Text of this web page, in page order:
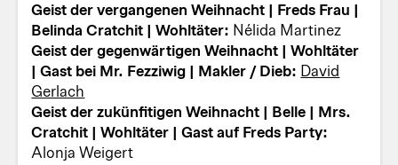
Geist der vergangenen Weihnacht | Freds Frau |
Belinda Cratchit | Wohltäter: Nélida Martinez
Geist der gegenwärtigen Weihnacht | Wohltäter
| Gast bei Mr. Fezziwig | Makler / Dieb: David
Gerlach
Geist der zukünfitigen Weihnacht | Belle | Mrs.
Cratchit | Wohltäter | Gast auf Freds Party:
Alonja Weigert